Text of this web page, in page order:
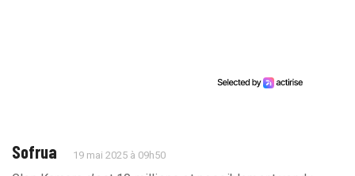
Sofrua 19 mai 2025 à 09h50